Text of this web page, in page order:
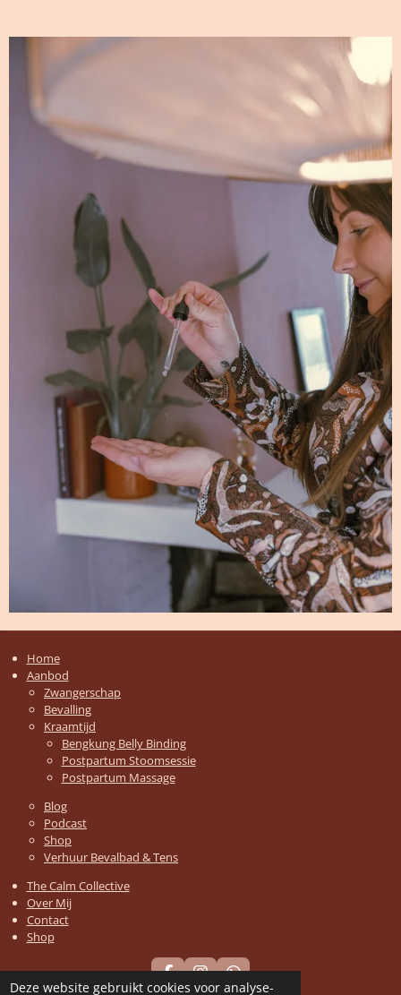
Deze website gebruikt cookies voor analyse-
Home
Aanbod
Zwangerschap
Bevalling
Kraamtijd
Bengkung Belly Binding
Postpartum Stoomsessie
Postpartum Massage
Blog
Podcast
Shop
Verhuur Bevalbad & Tens
The Calm Collective
Over Mij
Contact
Shop
F